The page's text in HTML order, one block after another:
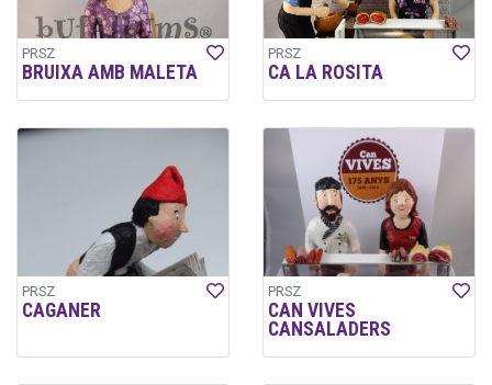
PRSZ
BRUIXA AMB MALETA
PRSZ
CA LA ROSITA
PRSZ
CAGANER
PRSZ
CAN VIVES
CANSALADERS